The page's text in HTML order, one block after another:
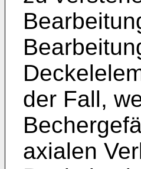
der Fall,
axialen